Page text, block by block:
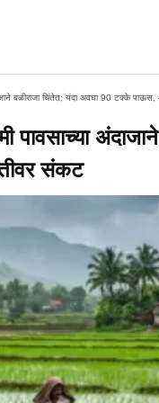
बळीराजा चिंतेत; यंदा अवघा 90 टक्के
अंदाजाने
संकट